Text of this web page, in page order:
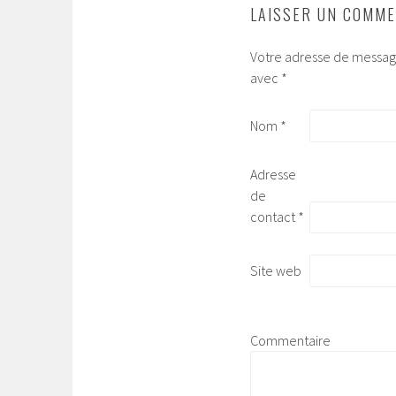
LAISSER UN
Votre adresse de
avec *
Nom *
Adresse
de
contact *
Site web
Commentaire